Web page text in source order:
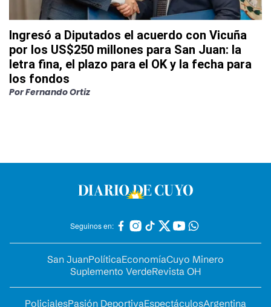
Ingresó a Diputados el acuerdo con Vicuña
por los US$250 millones para San Juan: la
letra fina, el plazo para el OK y la fecha para
los fondos
PorFernando Ortiz
Seguinos en:
San JuanPolíticaEconomíaCuyo Minero
Suplemento VerdeRevista OH
PolicialesPasión DeportivaEspectáculosArgentina